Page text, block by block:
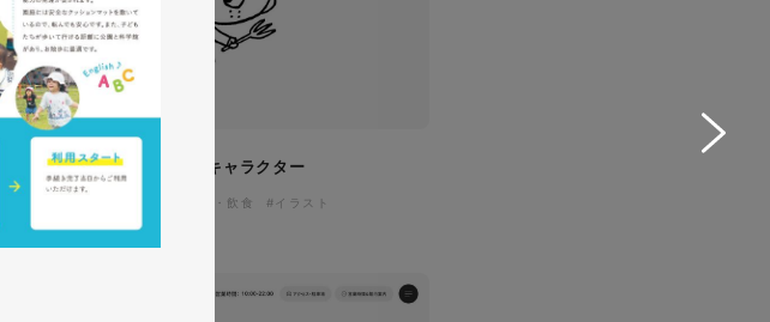
イタヤマチバル様 イメージキャラクター
#食品・飲食 #イラスト